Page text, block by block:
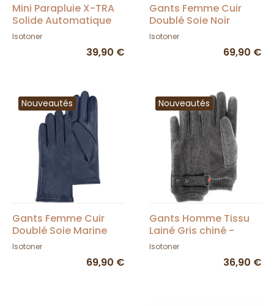
Mini Parapluie X-TRA
Solide Automatique
Marine - Isotoner
Isotoner
39,90 €
Gants Femme Cuir
Doublé Soie Noir
Surpiqûres - Isotoner
Isotoner
69,90 €
Nouveautés
Gants Femme Cuir
Doublé Soie Marine
Surpiqûres - Isotoner
Isotoner
69,90 €
Nouveautés
Gants Homme Tissu
Lainé Gris chiné -
Isotoner
Isotoner
36,90 €